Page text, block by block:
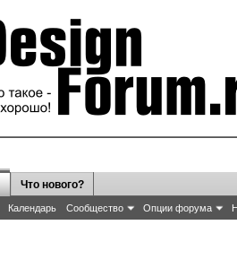
Календарь Сообщество Опции форума
Что нового?